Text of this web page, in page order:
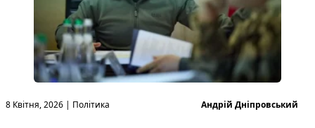
8 Квітня, 2026 | Політика
Опубліковано
Андрій Дніпровський